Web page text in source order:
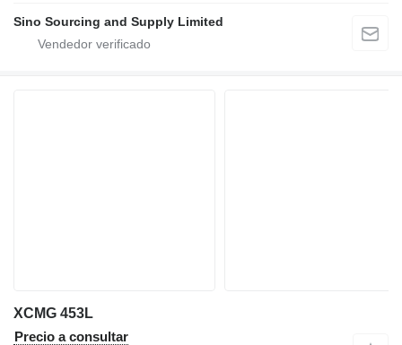
Sino Sourcing and Supply Limited
XCMG 453L
Precio a consultar